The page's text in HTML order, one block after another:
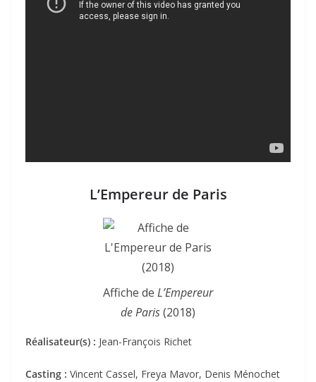
L’Empereur de Paris
Affiche de L’Empereur
de Paris(2018)
Réalisateur(s) : Jean-François Richet
Casting : Vincent Cassel, Freya Mavor, Denis Ménochet